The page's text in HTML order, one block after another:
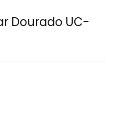
Dourado UC-